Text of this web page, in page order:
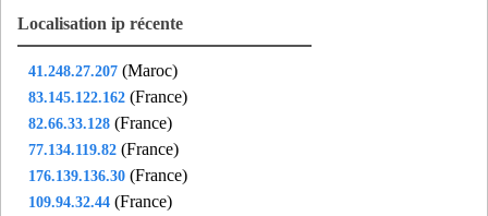
Localisation ip récente
41.248.27.207 (Maroc)
83.145.122.162 (France)
82.66.33.128 (France)
77.134.119.82 (France)
176.139.136.30 (France)
109.94.32.44 (France)